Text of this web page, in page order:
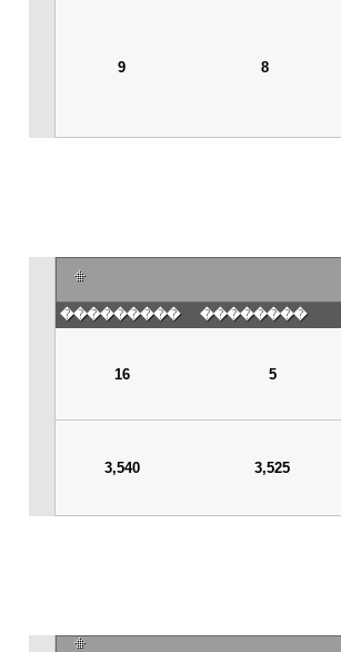
8
9
��������
���������
5
16
3,525
3,540